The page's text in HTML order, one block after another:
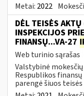
Metai: 2022
DĖL TEISĖS
INSPEKCIJOS
FINANSŲ...VA-27
Web turinio sąrašas
Valstybinė
Respublikos
parengė šiuos